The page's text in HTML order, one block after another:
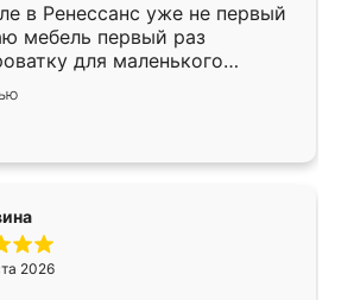
в Ренессанс уже не первый
мебель первый раз
для маленького
рождении ,во второй раз
купе. По качеству очень
достаточно быстрая,
же он более разнообразный.
,если что-то потребуется из
только здесь.
2026